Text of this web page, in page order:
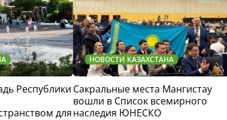
Республики
для
НОВОСТИ КАЗАХСТАНА
Сакральные места Мангистау
вошли в Список всемирного
наследия ЮНЕСКО